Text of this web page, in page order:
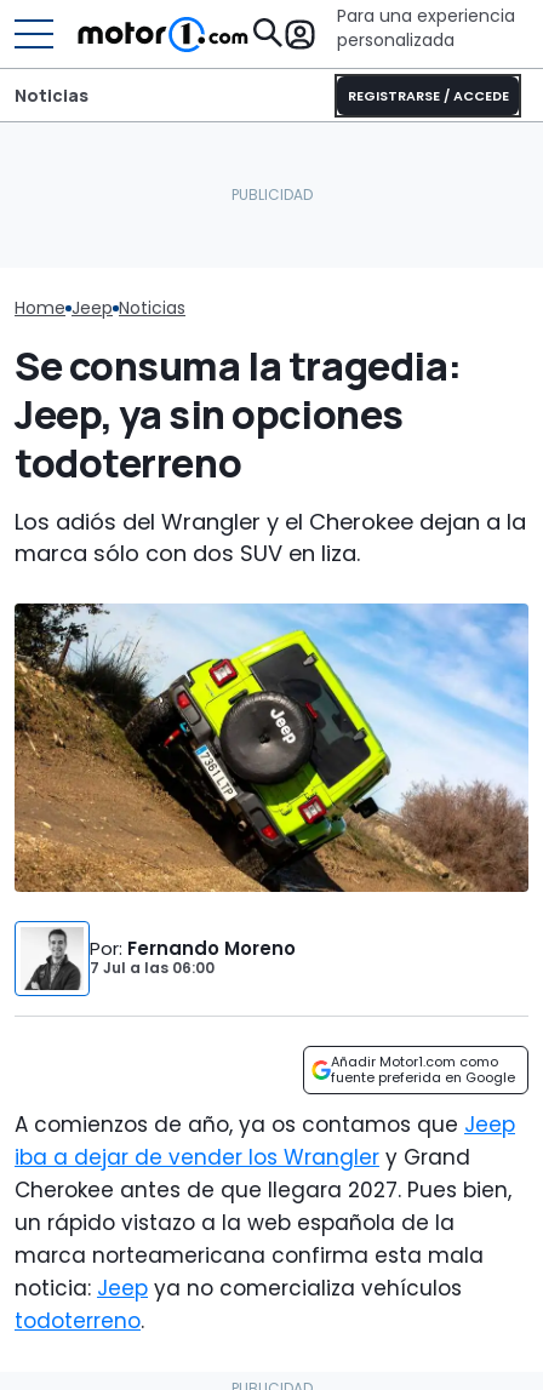
Para una experiencia
personalizada
REGISTRARSE / ACCEDE
Noticias
Home Jeep Noticias
Se consuma la tragedia:
Jeep, ya sin opciones
todoterreno
Los adiós del Wrangler y el Cherokee dejan a la
marca sólo con dos SUV en liza.
Por: Fernando Moreno
7 Jul a las 06:00
Añadir Motor1.com como
fuente preferida en Google
A comienzos de año, ya os contamos que Jeep
iba a dejar de vender los Wrangler y Grand
Cherokee antes de que llegara 2027. Pues bien,
un rápido vistazo a la web española de la
marca norteamericana confirma esta mala
noticia: Jeep ya no comercializa vehículos
todoterreno.